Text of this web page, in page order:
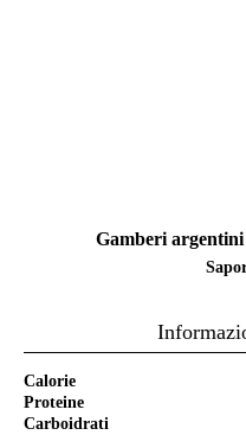
Gamberi
Calorie
Proteine
Carboidrati